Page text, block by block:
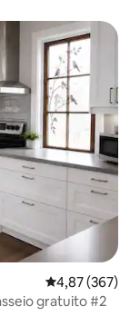
4,87 de uma
4,87 (367)
gratuito #2